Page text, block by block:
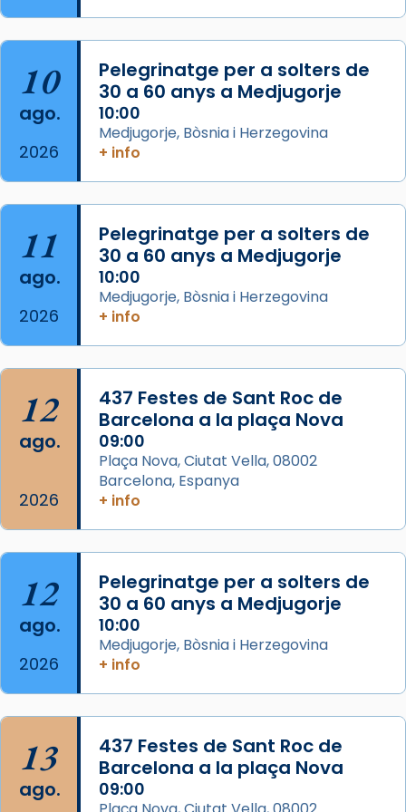
del Sant Pare Lleó XIV a Barcelona, i als
col·laboradors, a la Catedral de Barcelona.
L’arquebisbe de Barcelona, el cardenal Joan
Josep Omella, ha presidit la missa i l’ha
concelebrat el bisbe auxiliar de Barcelona,
Mons. David Abadías.
📸 Dr. G. Simón
Foto
View on Facebook · Share
Arquebisbat de Barcelona
2 weeks ago
Acompanyant la història de sant Cugat, a
partir de l’Edat Mitjana sorgeix la tradició
que les santes Juliana (“relatiu a Júlia”) i
Semproniana (“relatiu a Semprònia =
eterna”) són deixebles seves. I l’any 1667, el
frare Joan Gaspar Roig, afirma en una obra
que les santes són filles de l’antiga Iluro.
Mataró en reivindicarà les relíq
Foto
View on Facebook ·
10
ago.
2026
Pelegrinatge per a solters de
30 a 60 anys a Medjugorje
10:00
Medjugorje, Bòsnia i Herzegovina
+ info
11
ago.
2026
Pelegrinatge per a solters de
30 a 60 anys a Medjugorje
10:00
Medjugorje, Bòsnia i Herzegovina
+ info
12
ago.
2026
437 Festes de Sant Roc de
Barcelona a la plaça Nova
09:00
Plaça Nova, Ciutat Vella, 08002
Barcelona, Espanya
+ info
12
ago.
2026
Pelegrinatge per a solters de
30 a 60 anys a Medjugorje
10:00
Medjugorje, Bòsnia i Herzegovina
+ info
13
ago.
437 Festes de Sant Roc de
Barcelona a la plaça Nova
09:00